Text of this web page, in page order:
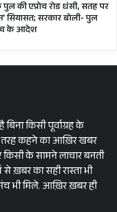
की एप्रोच रोड धंसी, सतह पर
सियासत; सरकार बोली- पुल
के आदेश
किसी पूर्वाग्रह के
कहने का आख़िर खबर
के सामने लाचार बनती
से ख़बर का सही रास्ता भी
भी मिले. आख़िर ख़बर ही